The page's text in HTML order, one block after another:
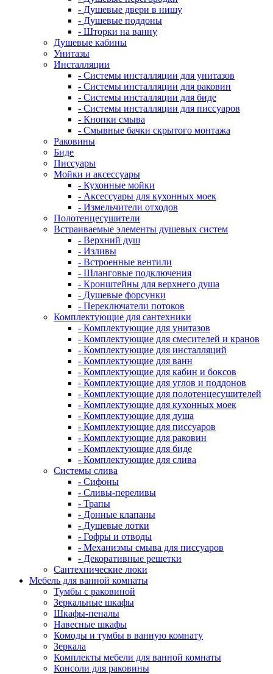
- Душевые двери в нишу
- Душевые поддоны
- Шторки на ванну
Душевые кабины
Унитазы
Инсталляции
- Системы инсталляции для унитазов
- Системы инсталляции для раковин
- Системы инсталляции для биде
- Системы инсталляции для писсуаров
- Кнопки смыва
- Смывные бачки скрытого монтажа
Раковины
Биде
Писсуары
Мойки и аксессуары
- Кухонные мойки
- Аксессуары для кухонных моек
- Измельчители отходов
Полотенцесушители
Встраиваемые элементы душевых систем
- Верхний душ
- Изливы
- Встроенные вентили
- Шланговые подключения
- Кронштейны для верхнего душа
- Душевые форсунки
- Переключатели потоков
Комплектующие для сантехники
- Комплектующие для унитазов
- Комплектующие для смесителей и кранов
- Комплектующие для инсталляций
- Комплектующие для ванн
- Комплектующие для кабин и боксов
- Комплектующие для углов и поддонов
- Комплектующие для полотенцесушителей
- Комплектующие для кухонных моек
- Комплектующие для душа
- Комплектующие для писсуаров
- Комплектующие для раковин
- Комплектующие для биде
- Комплектующие для слива
Системы слива
- Сифоны
- Сливы-переливы
- Трапы
- Донные клапаны
- Душевые лотки
- Гофры и отводы
- Механизмы смыва для писсуаров
- Декоративные решетки
Сантехнические люки
Мебель для ванной комнаты
Тумбы с раковиной
Зеркальные шкафы
Шкафы-пеналы
Навесные шкафы
Комоды и тумбы в ванную комнату
Зеркала
Комплекты мебели для ванной комнаты
Консоли для раковины